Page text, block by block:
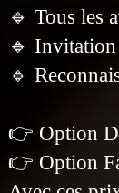
🔹 Tous les
🔹 Invitation
🔹
👉 Option
👉 Option